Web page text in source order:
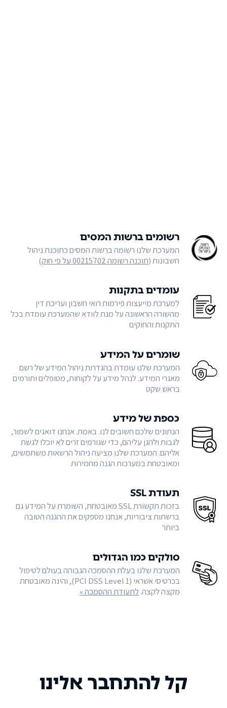
רשומים ברשות המסים
המערכת שלנו רשומה ברשות המסים כתוכנת ניהול
חשבונות (תוכנה רשומה 00215702 על פי חוק )
עומדים בתקנות
למערכת מייעצות פירמות רואי חשבון ועריכת דין
מהשורה הראשונה על מנת לוודא שהמערכת עומדת בכל
התקנות והחוקים
שומרים על המידע
המערכת שלנו עומדת בהגדרות ניהול המידע של רשם
מאגרי המידע. לנהל מידע על לקוחות, מטופלים ותורמים
בראש שקט
כספת של מידע
הנתונים שלכם חשובים לנו. באמת. אנחנו דואגים לשמור,
לגבות ולהגן עליהם, כדי שגורמים זרים לא יוכלו לגשת
אליהם. המערכת שלנו מציעה ניהול הרשאות משתמשים,
ומאובטחת במערכות הגנה מחמירות
תעודת SSL
בזכות תקשורת SSL מאובטחת, השומרת על המידע גם
ברשתות ציבוריות, אנחנו מספקים את ההגנה הטובה
ביותר
סולקים כמו הגדולים
המערכת שלנו בעלת ההסמכה הגבוהה בעולם לטיפול
בכרטיסי אשראי (PCI DSS Level 1), והינה מאובטחת
מקצה לקצה.לתעודת ההסמכה »
קל להתחבר אלינו